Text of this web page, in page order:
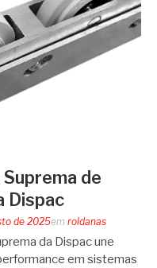
de
Dispac
de 2025em roldanas
da Dispac une
em sistemas